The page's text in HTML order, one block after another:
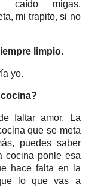
migas.
mi trapito, si no
limpio.
yo.
faltar amor. La
que se meta
puedes saber
cocina ponle esa
hace falta en la
lo que vas a